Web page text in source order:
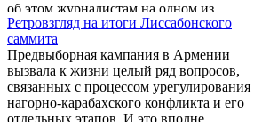
тому, как четко выполнили члены всех
делегаций свою миссию "компостера".
Объяснение может ...
об этом журналистам на одном из
избирательных участков Еревана заявил
глава наблюдательной миссии БДИПЧ/
ОБСЕ Оуэн Мерфи. "Наша наблюдательная
миссия работает здесь уже месяц. И это,
очевидно, очень важный день для нашей
миссии. У нас есть более 100 команд,
развернутых по всей стране для проведения
Ретровзгляд на итоги Лиссабонского
саммита
Предвыборная кампания в Армении
вызвала к жизни целый ряд вопросов,
связанных с процессом урегулирования
нагорно-карабахского конфликта и его
отдельных этапов. И это вполне